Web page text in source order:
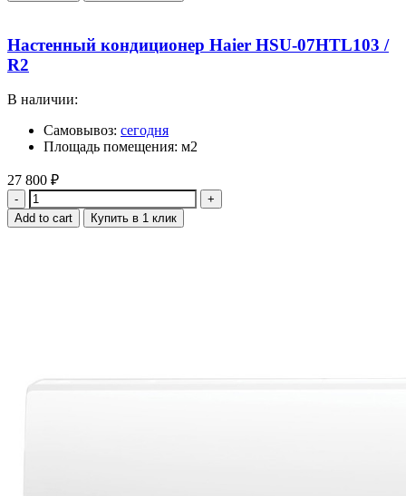
Настенный кондиционер Haier HSU-07HTL103 /
R2
В наличии:
Самовывоз: сегодня
Площадь помещения: м2
27 800 ₽
Quantity
Add to cart Купить в 1 клик